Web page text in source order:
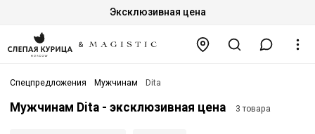
Эксклюзивная цена
Спецпредложения Мужчинам Dita
Мужчинам Dita - эксклюзивная цена 3 товара